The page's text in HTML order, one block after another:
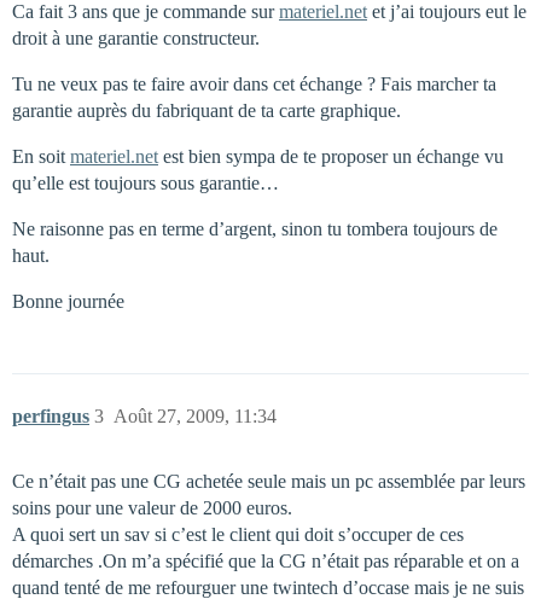
Ca fait 3 ans que je commande surmateriel.net et j’ai toujours eut le
droit à une garantie constructeur.
Tu ne veux pas te faire avoir dans cet échange ? Fais marcher ta
garantie auprès du fabriquant de ta carte graphique.
En soit materiel.net est bien sympa de te proposer un échange vu
qu’elle est toujours sous garantie…
Ne raisonne pas en terme d’argent, sinon tu tombera toujours de
haut.
Bonne journée
perfingus Août 27, 2009, 11:34
3
Ce n’était pas une CG achetée seule mais un pc assemblée par leurs
soins pour une valeur de 2000 euros.
A quoi sert un sav si c’est le client qui doit s’occuper de ces
démarches .On m’a spécifié que la CG n’était pas réparable et on a
quand tenté de me refourguer une twintech d’occase mais je ne suis